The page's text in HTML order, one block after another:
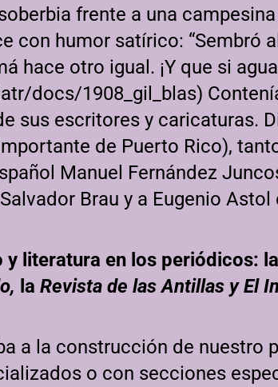
frente a una
con humor satírico: “Sembró
hace otro igual. ¡Y que si
docs/1908_gil_blas)
sus escritores y caricaturas.
de Puerto Rico),
Manuel Fernández
Brau y a Eugenio
literatura en los periódicos: la
la Revista de las Antillas y El
a la construcción de nuestro
o con secciones